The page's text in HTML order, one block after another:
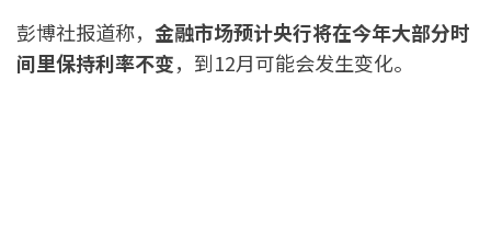
彭博社报道称， 金融市场预计央行将在今年大部分时
间里保持利率不变，到12月可能会发生变化。